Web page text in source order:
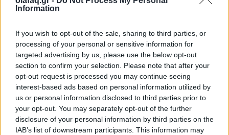
Information
If you wish to opt-out of the sale, sharing to third parties, or
processing of your personal or sensitive information for
targeted advertising by us, please use the below opt-out
section to confirm your selection. Please note that after your
opt-out request is processed you may continue seeing
interest-based ads based on personal information utilized by
us or personal information disclosed to third parties prior to
your opt-out. You may separately opt-out of the further
disclosure of your personal information by third parties on the
IAB’s list of downstream participants. This information may
Το άτιτλο έργο εντάσσεται στη σειρά
prequel, η οποία έκανε πρεμιέρα για πρώτη
φορά το 2012, με το «Προμηθέας» και
ακολούθησε το «Alien: Covenant».
06.03.2023